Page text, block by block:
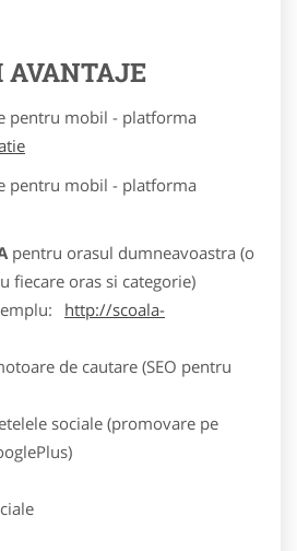
AVANTAJE
pentru mobil - platforma
pentru mobil - platforma
pentru orasul dumneavoastra (o
fiecare oras si categorie)
http://scoala-
de cautare (SEO pentru
sociale (promovare pe